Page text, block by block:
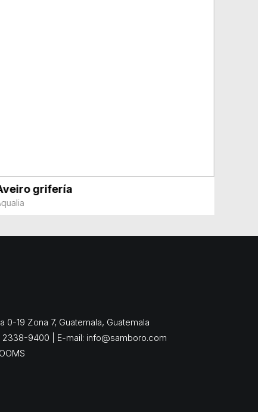
grifería
0-19 Zona 7, Guatemala, Guatemala
9400 | E-mail: info@samboro.com